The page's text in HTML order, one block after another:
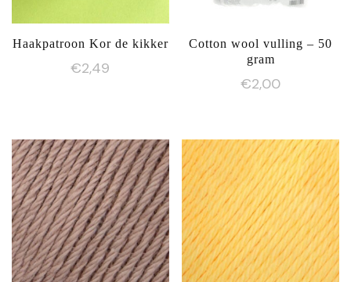
Haakpatroon Kor de kikker
€2,49
Cotton wool vulling – 50
gram
€2,00